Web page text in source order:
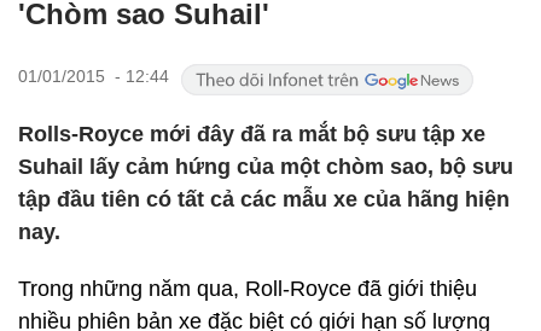
'Chòm sao Suhail'
01/01/2015 - 12:44
Rolls-Royce mới đây đã ra mắt bộ sưu tập xe
Suhail lấy cảm hứng của một chòm sao, bộ sưu
tập đầu tiên có tất cả các mẫu xe của hãng hiện
nay.
Trong những năm qua, Roll-Royce đã giới thiệu
nhiều phiên bản xe đặc biệt có giới hạn số lượng